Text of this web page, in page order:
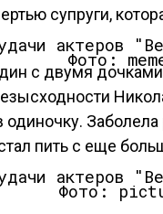
супруги,
Фото:
с двумя
одиночку.
пить с еще
Фото: